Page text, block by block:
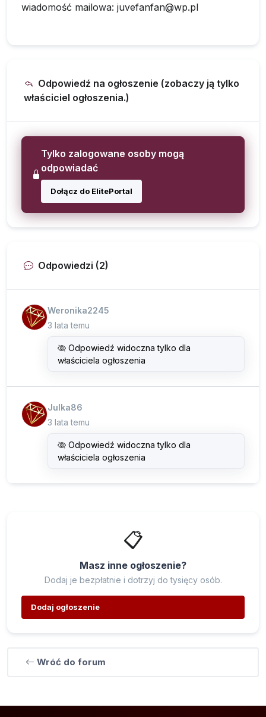
wiadomość mailowa: juvefanfan@wp.pl
Odpowiedź na ogłoszenie (zobaczy ją tylko
właściciel ogłoszenia.)
Tylko zalogowane osoby mogą
odpowiadać
Dołącz do ElitePortal
Odpowiedzi (2)
Weronika2245
3 lata temu
Odpowiedź widoczna tylko dla
właściciela ogłoszenia
Julka86
3 lata temu
Odpowiedź widoczna tylko dla
właściciela ogłoszenia
📋
Masz inne ogłoszenie?
Dodaj je bezpłatnie i dotrzyj do tysięcy osób.
Dodaj ogłoszenie
Wróć do forum